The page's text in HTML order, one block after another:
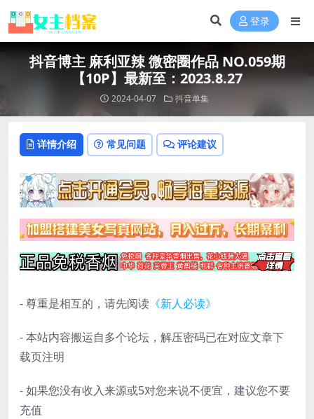
登录
抖音博主 麻利亚辣 微密圈作品 NO.059期
【10P】最新至：2023.8.27
2024-04-07 抖音单集
详情介绍 常见问题 评论建议
- 尊重是相互的，请先阅读 《新人必读》
- 本站内容搬运自多个论坛，解压密码已在对应文章下
载页注明
- 如果您没有收入来源或5对您来说不便宜，建议您不要
充值